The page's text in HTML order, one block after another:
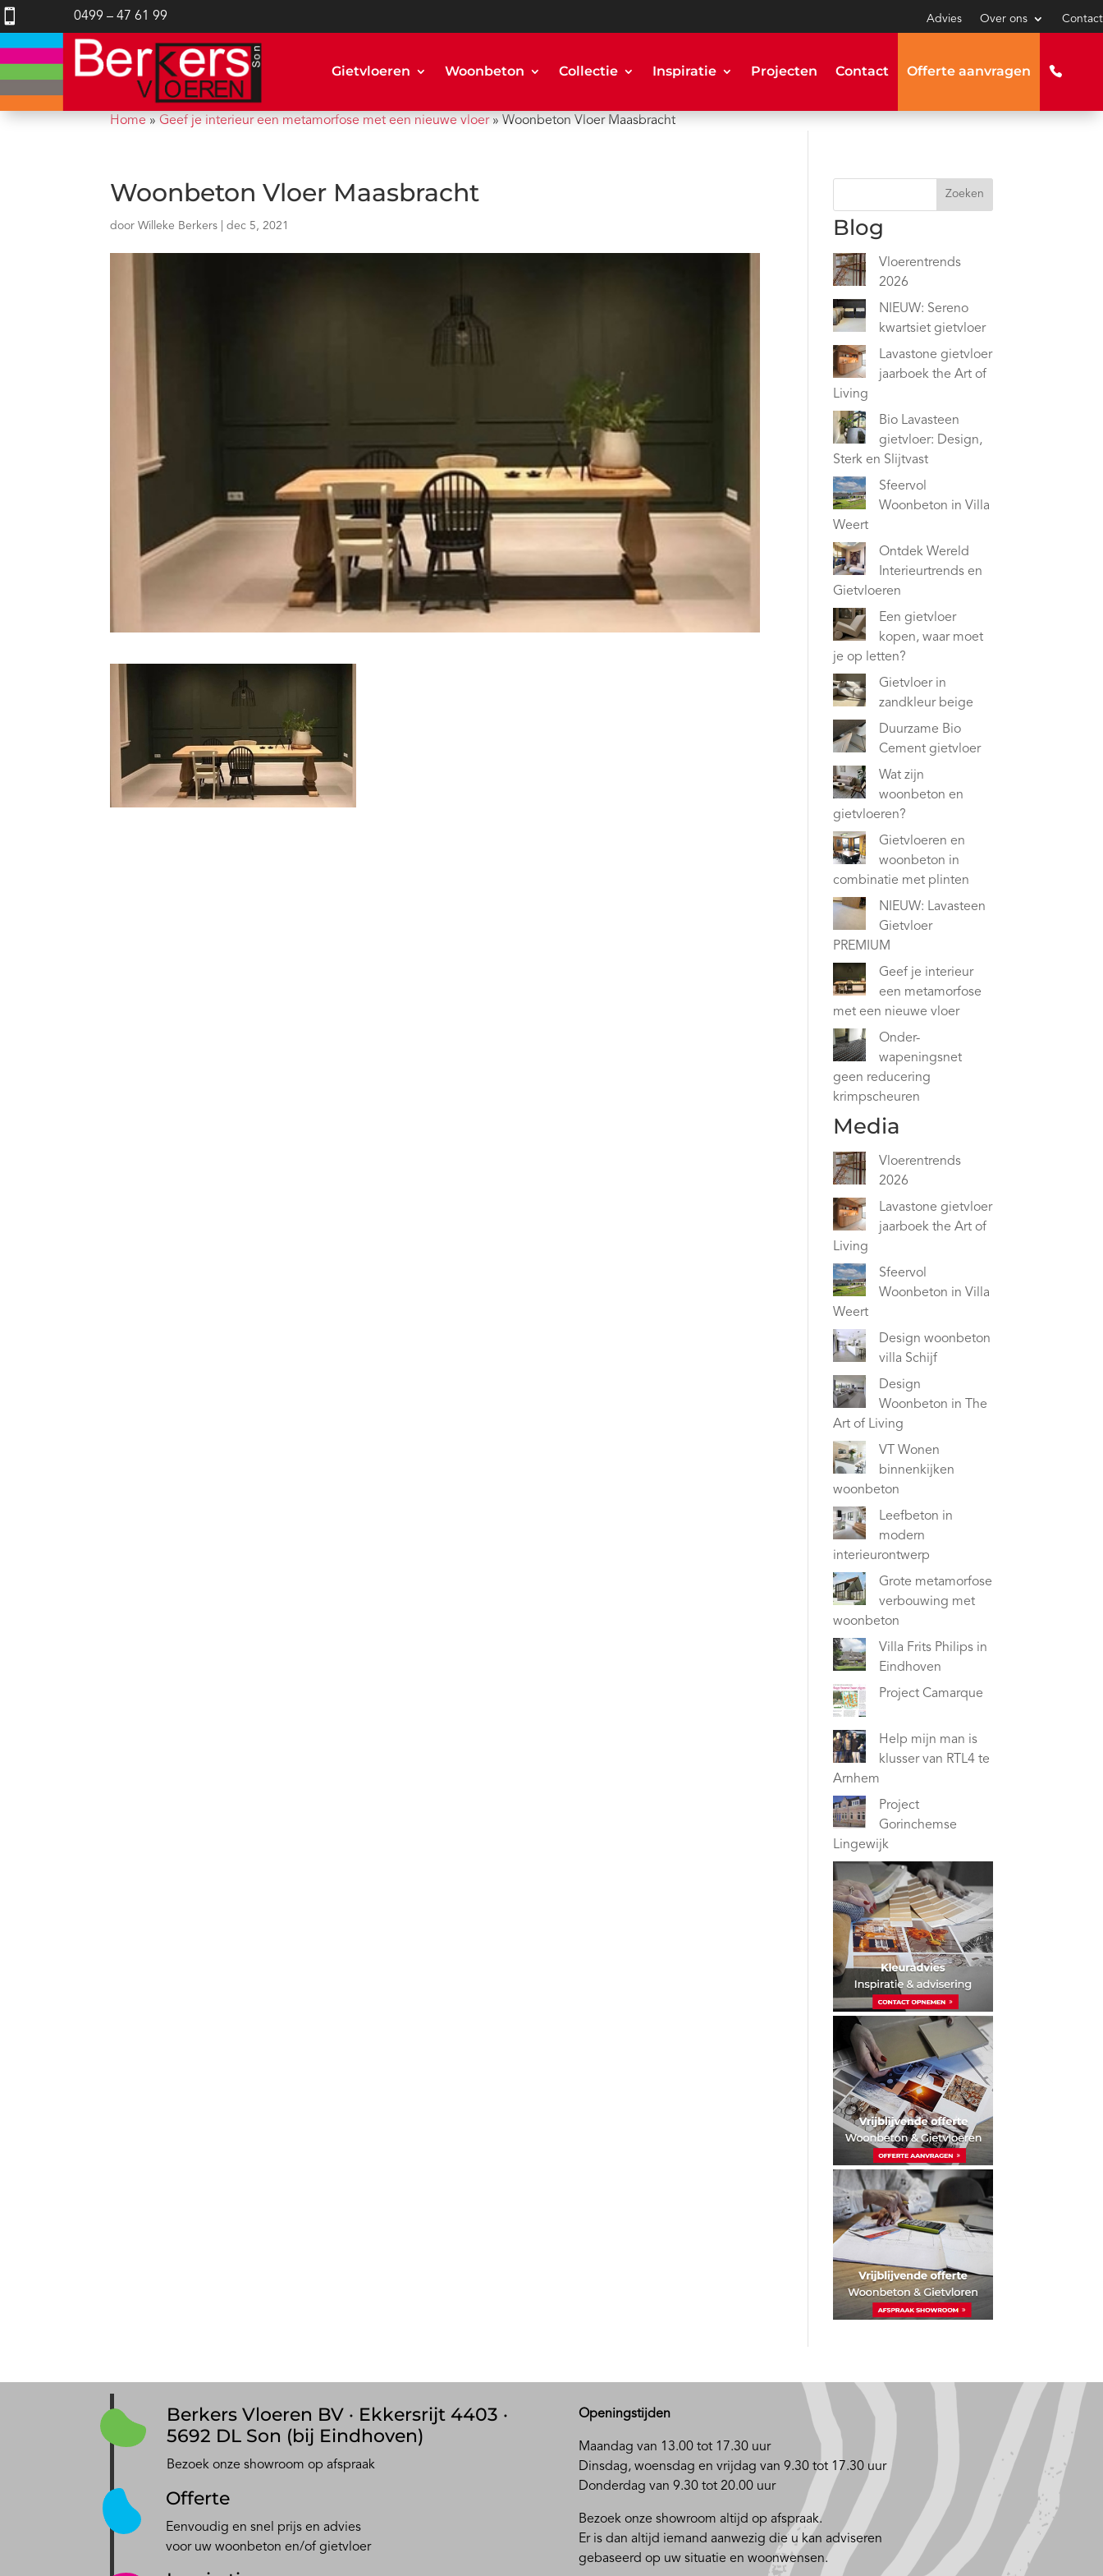
 0499 – 47 61 99 Advies Over ons Contact
Gietvloeren Woonbeton Collectie Inspiratie Projecten Contact Offerte aanvragen
Home »Geef je interieur een metamorfose met een nieuwe vloer»Woonbeton Vloer Maasbracht
Woonbeton Vloer Maasbracht
doorWilleke Berkers |dec 5, 2021
Zoeken
Blog
Vloerentrends
2026
NIEUW: Sereno
kwartsiet gietvloer
Lavastone gietvloer
jaarboek the Art of
Living
Bio Lavasteen
gietvloer: Design,
Sterk en Slijtvast
Sfeervol
Woonbeton in Villa
Weert
Ontdek Wereld
Interieurtrends en
Gietvloeren
Een gietvloer
kopen, waar moet
je op letten?
Gietvloer in
zandkleur beige
Duurzame Bio
Cement gietvloer
Wat zijn
woonbeton en
gietvloeren?
Gietvloeren en
woonbeton in
combinatie met plinten
NIEUW: Lavasteen
Gietvloer
PREMIUM
Geef je interieur
een metamorfose
met een nieuwe vloer
Onder-
wapeningsnet
geen reducering
krimpscheuren
Media
Vloerentrends
2026
Lavastone gietvloer
jaarboek the Art of
Living
Sfeervol
Woonbeton in Villa
Weert
Design woonbeton
villa Schijf
Design
Woonbeton in The
Art of Living
VT Wonen
binnenkijken
woonbeton
Leefbeton in
modern
interieurontwerp
Grote metamorfose
verbouwing met
woonbeton
Villa Frits Philips in
Eindhoven
Project Camarque
Help mijn man is
klusser van RTL4 te
Arnhem
Project
Gorinchemse
Lingewijk
Berkers Vloeren BV · Ekkersrijt 4403 ·
5692 DL Son (bij Eindhoven)
Bezoek onze showroom op afspraak
Offerte
Eenvoudig en snel prijs en advies
voor uw woonbeton en/of gietvloer
Openingstijden
Maandag van 13.00 tot 17.30 uur
Dinsdag, woensdag en vrijdag van 9.30 tot 17.30 uur
Donderdag van 9.30 tot 20.00 uur
Bezoek onze showroom altijd op afspraak.
Er is dan altijd iemand aanwezig die u kan adviseren
gebaseerd op uw situatie en woonwensen.